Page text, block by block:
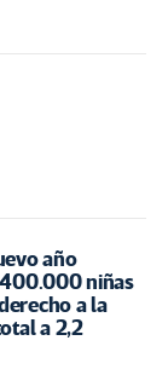
año
niñas
a la
a 2,2